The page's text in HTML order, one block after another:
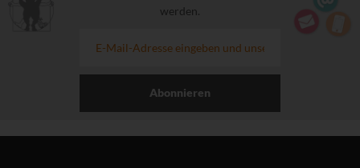
werden.
Abonnieren